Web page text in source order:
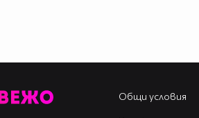
Общи условия